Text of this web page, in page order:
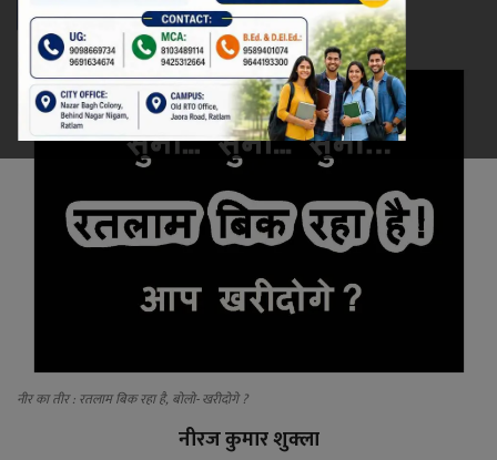
रेलवे
खेल
ज्योतिष
कला-साहित्य
करियर
नीर का तीर : रतलाम बिक रहा है, बोलो- खरीदोगे ?
नीरज कुमार शुक्ला